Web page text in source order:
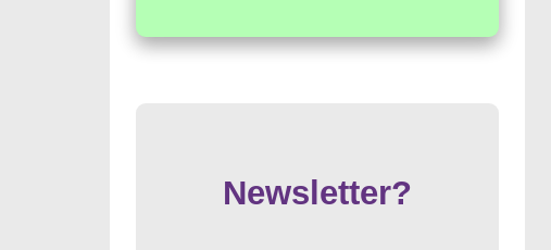
Newsletter?